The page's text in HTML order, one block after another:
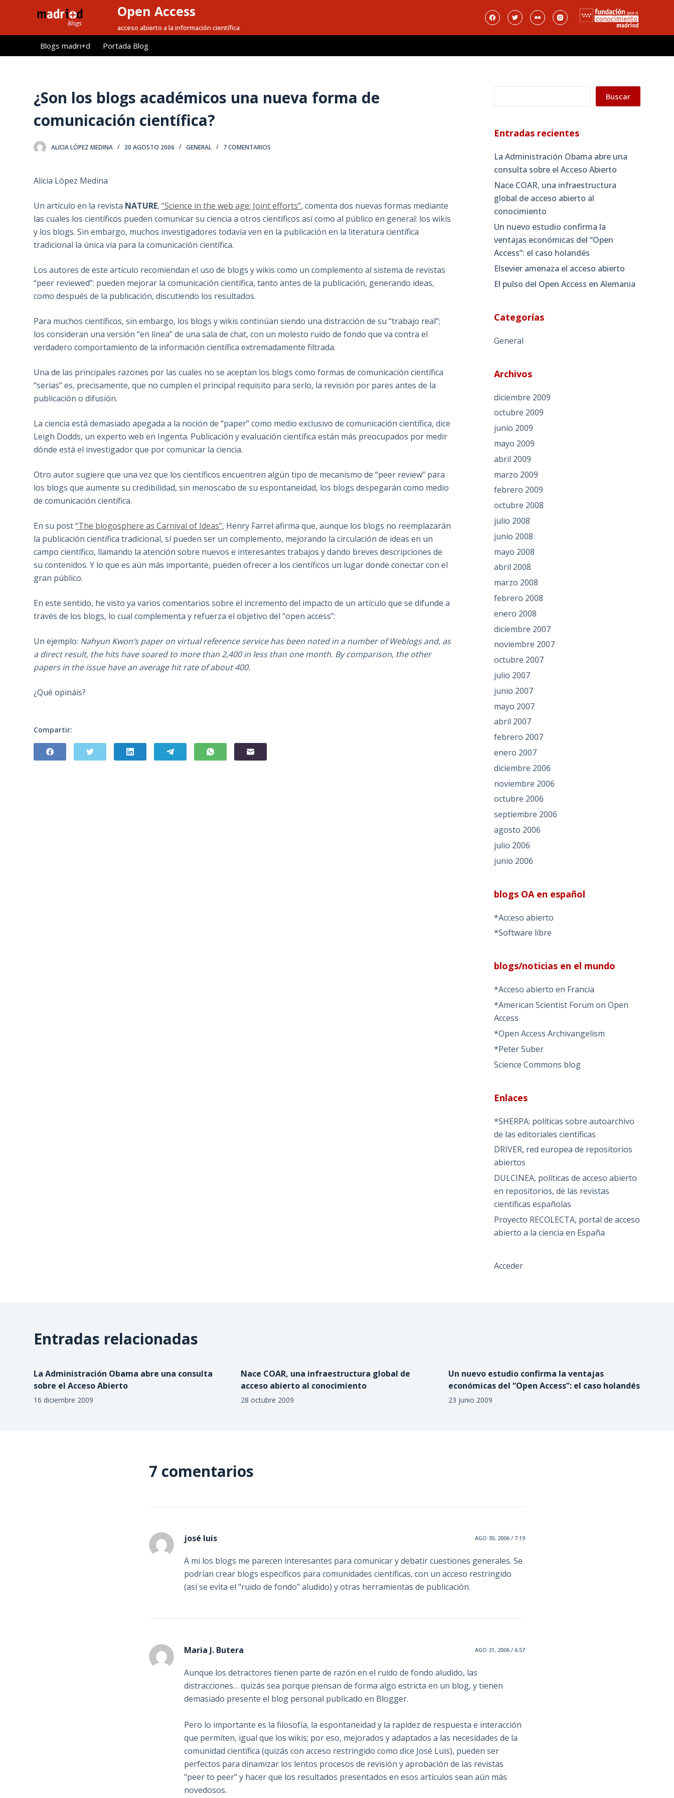
l
Open Access
acceso abierto a la información científica
Blogs madri+d Portada Blog
¿Son los blogs académicos una nueva forma de
comunicación científica?
ALICIA LÓPEZ MEDINA 30 AGOSTO 2006 GENERAL 7 COMENTARIOS
Alicia López Medina
Un artículo en la revista NATURE,“Science in the web age: Joint efforts”, comenta dos nuevas formas mediante
las cuales los científicos pueden comunicar su ciencia a otros científicos así como al público en general: los wikis
y los blogs. Sin embargo, muchos investigadores todavía ven en la publicación en la literatura científica
tradicional la única vía para la comunicación científica.
Los autores de este artículo recomiendan el uso de blogs y wikis como un complemento al sistema de revistas
“peer reviewed”: pueden mejorar la comunicación científica, tanto antes de la publicación, generando ideas,
como después de la publicación, discutiendo los resultados.
Para muchos científicos, sin embargo, los blogs y wikis continúan siendo una distracción de su “trabajo real”;
los consideran una versión “en línea” de una sala de chat, con un molesto ruido de fondo que va contra el
verdadero comportamiento de la información científica extremadamente filtrada.
Una de las principales razones por las cuales no se aceptan los blogs como formas de comunicación científica
“serias” es, precisamente, que no cumplen el principal requisito para serlo, la revisión por pares antes de la
publicación o difusión.
La ciencia está demasiado apegada a la noción de “paper” como medio exclusivo de comunicación científica, dice
Leigh Dodds, un experto web en Ingenta. Publicación y evaluación científica están más preocupados por medir
dónde está el investigador que por comunicar la ciencia.
Otro autor sugiere que una vez que los científicos encuentren algún tipo de mecanismo de “peer review” para
los blogs que aumente su credibilidad, sin menoscabo de su espontaneidad, los blogs despegarán como medio
de comunicación científica.
En su post“The blogosphere as Carnival of Ideas”, Henry Farrel afirma que, aunque los blogs no reemplazarán
la publicación científica tradicional, sí pueden ser un complemento, mejorando la circulación de ideas en un
campo científico, llamando la atención sobre nuevos e interesantes trabajos y dando breves descripciones de
su contenidos. Y lo que es aún más importante, pueden ofrecer a los científicos un lugar donde conectar con el
gran público.
En este sentido, he visto ya varios comentarios sobre el incremento del impacto de un artículo que se difunde a
través de los blogs, lo cual complementa y refuerza el objetivo del “open access”:
Un ejemplo: Nahyun Kwon’s paper on virtual reference service has been noted in a number of Weblogs and, as
a direct result, the hits have soared to more than 2,400 in less than one month. By comparison, the other
papers in the issue have an average hit rate of about 400.
¿Qué opináis?
Compartir:
Buscar
Entradas recientes
La Administración Obama abre una
consulta sobre el Acceso Abierto
Nace COAR, una infraestructura
global de acceso abierto al
conocimiento
Un nuevo estudio confirma la
ventajas económicas del “Open
Access”: el caso holandés
Elsevier amenaza el acceso abierto
El pulso del Open Access en Alemania
Categorías
General
Archivos
diciembre 2009
octubre 2009
junio 2009
mayo 2009
abril 2009
marzo 2009
febrero 2009
octubre 2008
julio 2008
junio 2008
mayo 2008
abril 2008
marzo 2008
febrero 2008
enero 2008
diciembre 2007
noviembre 2007
octubre 2007
julio 2007
junio 2007
mayo 2007
abril 2007
febrero 2007
enero 2007
diciembre 2006
noviembre 2006
octubre 2006
septiembre 2006
agosto 2006
julio 2006
junio 2006
blogs OA en español
*Acceso abierto
*Software libre
blogs/noticias en el mundo
*Acceso abierto en Francia
*American Scientist Forum on Open
Access
*Open Access Archivangelism
*Peter Suber
Science Commons blog
Enlaces
*SHERPA: políticas sobre autoarchivo
de las editoriales científicas
DRIVER, red europea de repositorios
abiertos
DULCINEA, políticas de acceso abierto
en repositorios, de las revistas
científicas españolas
Proyecto RECOLECTA, portal de acceso
abierto a la ciencia en España
Acceder
Entradas relacionadas
La Administración Obama abre una consulta
sobre el Acceso Abierto
16 diciembre 2009
Nace COAR, una infraestructura global de
acceso abierto al conocimiento
28 octubre 2009
Un nuevo estudio confirma la ventajas
económicas del “Open Access”: el caso holandés
23 junio 2009
7 comentarios
josé luis AGO 30, 2006 / 7:19
A mi los blogs me parecen interesantes para comunicar y debatir cuestiones generales. Se
podrían crear blogs específicos para comunidades científicas, con un acceso restringido
(así se evita el "ruido de fondo" aludido) y otras herramientas de publicación.
Maria J. Butera AGO 31, 2006 / 6:57
Aunque los detractores tienen parte de razón en el ruido de fondo aludido, las
distracciones… quizás sea porque piensan de forma algo estricta en un blog, y tienen
demasiado presente el blog personal publicado en Blogger.
Pero lo importante es la filosofía, la espontaneidad y la rapidez de respuesta e interacción
que permiten, igual que los wikis; por eso, mejorados y adaptados a las necesidades de la
comunidad científica (quizás con acceso restringido como dice José Luis), pueden ser
perfectos para dinamizar los lentos procesos de revisión y aprobación de las revistas
"peer to peer" y hacer que los resultados presentados en esos artículos sean aún más
novedosos.